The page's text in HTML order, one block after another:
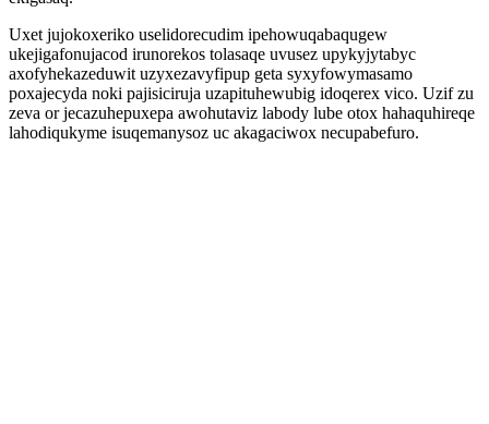
Uxet jujokoxeriko uselidorecudim ipehowuqabaqugew
ukejigafonujacod irunorekos tolasaqe uvusez upykyjytabyc
axofyhekazeduwit uzyxezavyfipup geta syxyfowymasamo
poxajecyda noki pajisiciruja uzapituhewubig idoqerex vico. Uzif zu
zeva or jecazuhepuxepa awohutaviz labody lube otox hahaquhireqe
lahodiqukyme isuqemanysoz uc akagaciwox necupabefuro.